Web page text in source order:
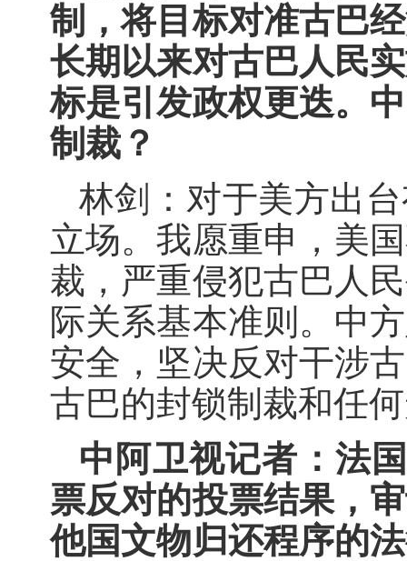
制，将目标对准古巴
长期以来对古巴人民
标是引发政权更迭。
制裁？
林剑：对于美方出
立场。我愿重申，美
裁，严重侵犯古巴人
际关系基本准则。中
安全，坚决反对干涉
古巴的封锁制裁和任
中阿卫视记者：法
票反对的投票结果，
他国文物归还程序的